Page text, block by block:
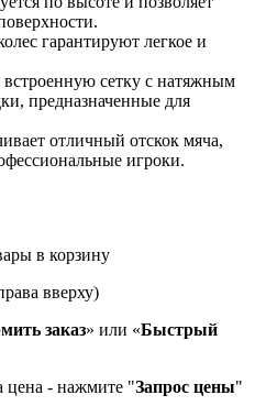
гарантируют легкое и
сетку с натяжным
предназначенные для
отличный отскок мяча,
игроки.
в корзину
вверху)
заказ» или «Быстрый
цена - нажмите "Запрос цены"